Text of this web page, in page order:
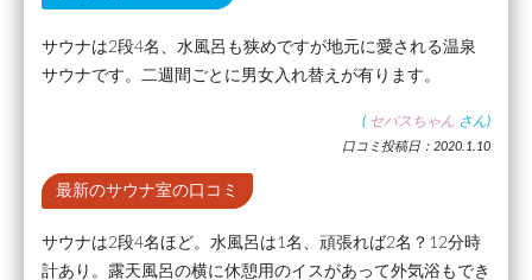
サウナは2段4名、水風呂も狭めですが地元に愛される温泉
サウナです。二週間ごとに男女入れ替えが有ります。
( セバスちゃん さん)
口コミ投稿日：2020.1.10
最新のサウナ室の口コミ
サウナは2段4名ほど。水風呂は1名、頑張れば2名？12分時
計あり。露天風呂の横に休憩用のイスがあって外気浴もでき